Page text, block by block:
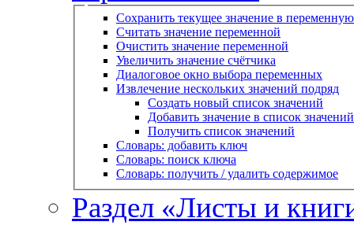
Сохранить текущее значение в переменную
Считать значение переменной
Очистить значение переменной
Увеличить значение счётчика
Диалоговое окно выбора переменных
Извлечение нескольких значений подряд
Создать новый список значений
Добавить значение в список значений
Получить список значений
Словарь: добавить ключ
Словарь: поиск ключа
Словарь: получить / удалить содержимое
Раздел «Листы и